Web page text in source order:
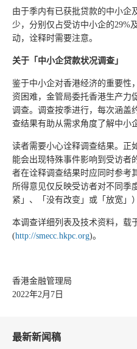
由于季内有已获批贷款的中小企
少，分别仅占受访中小企的29%
动，诠释时需要注意。
关于「中小企贷款状况调查」
鉴于中小企对香港经济的重要性
资困难，金管局委托香港生产力
调查。调查按季进行，每次涵盖
查结果有助从需求角度了解中小
读者需要小心诠释调查结果。正
能会出现特殊事件影响到受访者
者在诠释调查结果时应同时参考
所得意见仅反映受访者对不同季
紧」、「没有改变」或「放宽」
本调查详细列表及技术资料，载
(http://smecc.hkpc.org)。
香港金融管理局
2022年2月7日
最新新闻稿